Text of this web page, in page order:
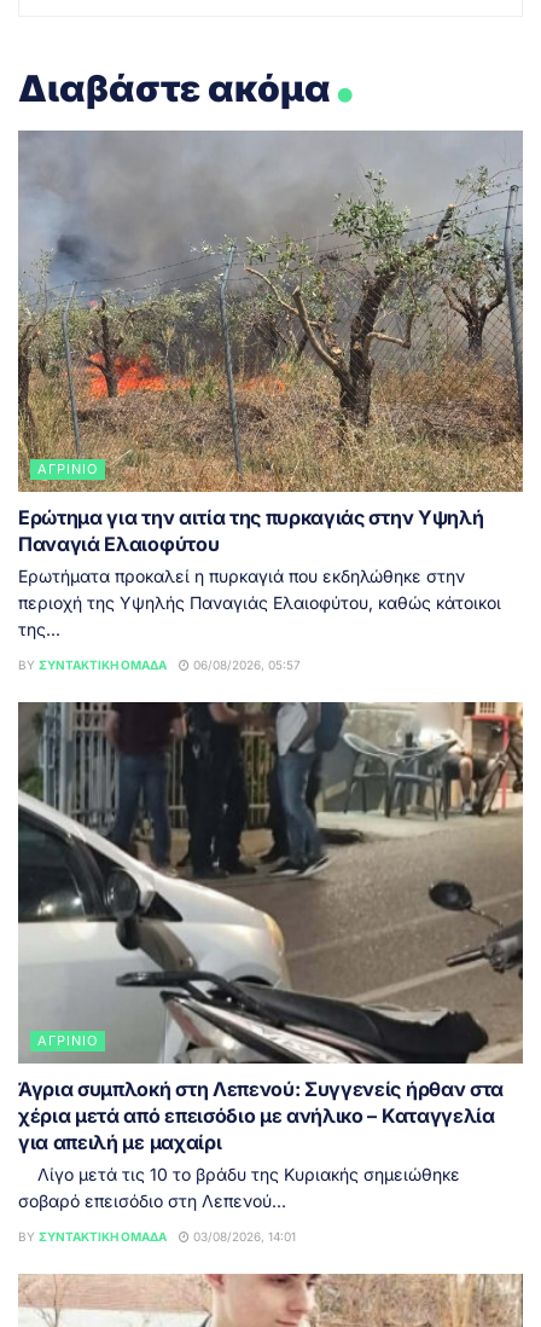
Διαβάστε ακόμα.
ΑΓΡΊΝΙΟ
Ερώτημα για την αιτία της πυρκαγιάς στην Υψηλή
Παναγιά Ελαιοφύτου
Ερωτήματα προκαλεί η πυρκαγιά που εκδηλώθηκε στην
περιοχή της Υψηλής Παναγιάς Ελαιοφύτου, καθώς κάτοικοι
της...
BY ΣΥΝΤΑΚΤΙΚΉ ΟΜΆΔΑ 06/08/2026, 05:57
ΑΓΡΊΝΙΟ
Άγρια συμπλοκή στη Λεπενού: Συγγενείς ήρθαν στα
χέρια μετά από επεισόδιο με ανήλικο – Καταγγελία
για απειλή με μαχαίρι
Λίγο μετά τις 10 το βράδυ της Κυριακής σημειώθηκε
σοβαρό επεισόδιο στη Λεπενού...
BY ΣΥΝΤΑΚΤΙΚΉ ΟΜΆΔΑ 03/08/2026, 14:01